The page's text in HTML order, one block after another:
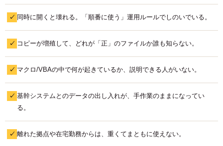
✓ 同時に開くと壊れる。「順番に使う」運用ルールでしのいでいる。
✓ コピーが増殖して、どれが「正」のファイルか誰も知らない。
✓ マクロ/VBAの中で何が起きているか、説明できる人がいない。
✓ 基幹システムとのデータの出し入れが、手作業のままになってい
る。
✓ 離れた拠点や在宅勤務からは、重くてまともに使えない。